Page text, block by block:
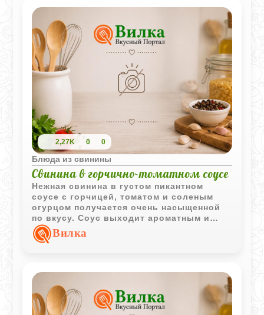
2,27K 0 0
Блюда из свинины
Свинина в горчично-томатном соусе
Нежная свинина в густом пикантном
соусе с горчицей, томатом и соленым
огурцом получается очень насыщенной
по вкусу. Соус выходит ароматным и
отлично сочетается с горячим
картофелем.
Вилка